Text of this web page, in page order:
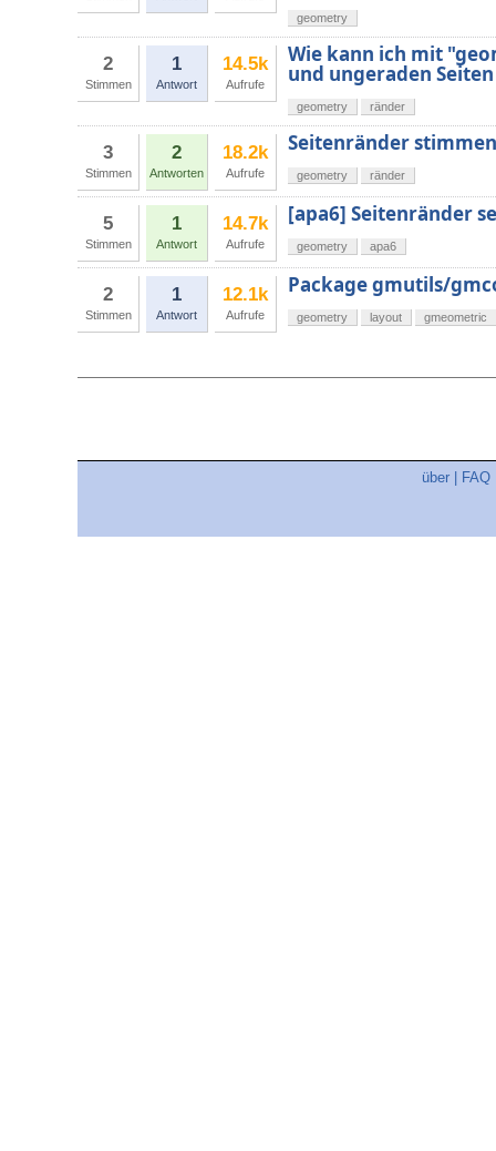
geometry
2
Stimmen
1
Antwort
14.5k
Aufrufe
Wie kann ich mit
und ungeraden
geometry ränder
3
Stimmen
2
Antworten
18.2k
Aufrufe
Seitenränder
geometry ränder
5
Stimmen
1
Antwort
14.7k
Aufrufe
[apa6] Seitenränder
geometry apa6
2
Stimmen
1
Antwort
12.1k
Aufrufe
Package gmutils/
geometry layout gmeometric
über FAQ